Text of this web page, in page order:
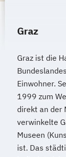
Graz
Graz ist die
Einwohner.
1999 zum
direkt an der
verwinkelte
Museen
ist. Das